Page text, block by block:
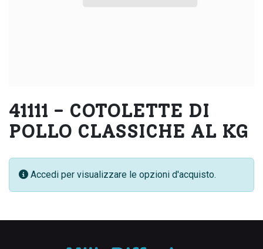
41111 - COTOLETTE DI
POLLO CLASSICHE AL KG
Accedi per visualizzare le opzioni d'acquisto.